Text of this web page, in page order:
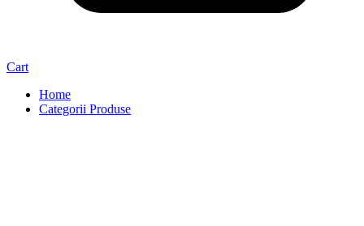
Cart
Home
Categorii Produse